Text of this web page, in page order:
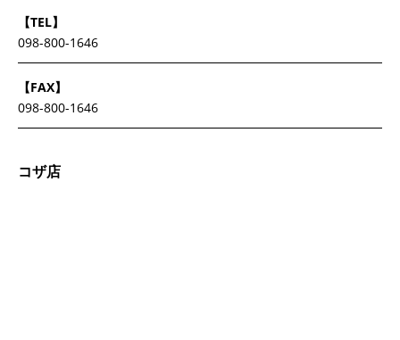
【TEL】
098-800-1646
【FAX】
098-800-1646
コザ店